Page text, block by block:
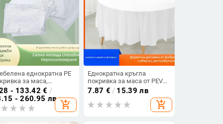
еднократна PE
за маса,
и сгъваема,
за хотели
- 133.42 € /
- 260.95 лв
add_shopping_cart
Еднократна кръгла
покривка за маса от PEVA,
едноцветна, удебелена,
устойчива на масло, за
партита
7.87 € / 15.39 лв
add_shopping_cart